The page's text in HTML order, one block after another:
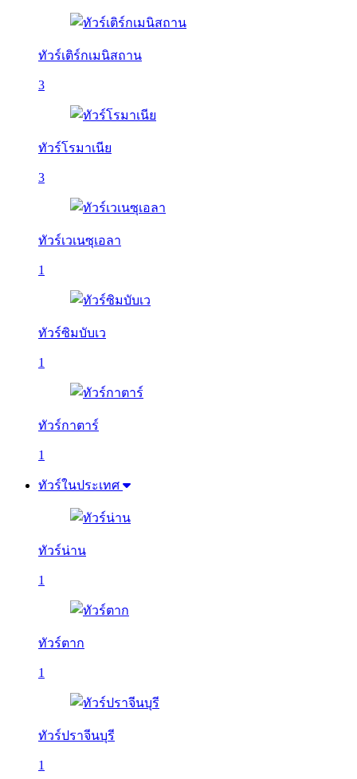
ทัวร์เติร์กเมนิสถาน
3
ทัวร์โรมาเนีย
3
ทัวร์เวเนซุเอลา
1
ทัวร์ซิมบับเว
1
ทัวร์กาตาร์
1
ทัวร์ในประเทศ
ทัวร์น่าน
1
ทัวร์ตาก
1
ทัวร์ปราจีนบุรี
1